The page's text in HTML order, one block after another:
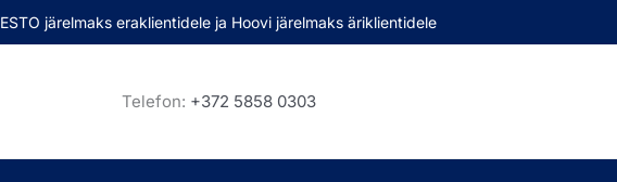
ESTO järelmaks eraklientidele ja Hoovi järelmaks äriklientidele
Telefon: +372 5858 0303